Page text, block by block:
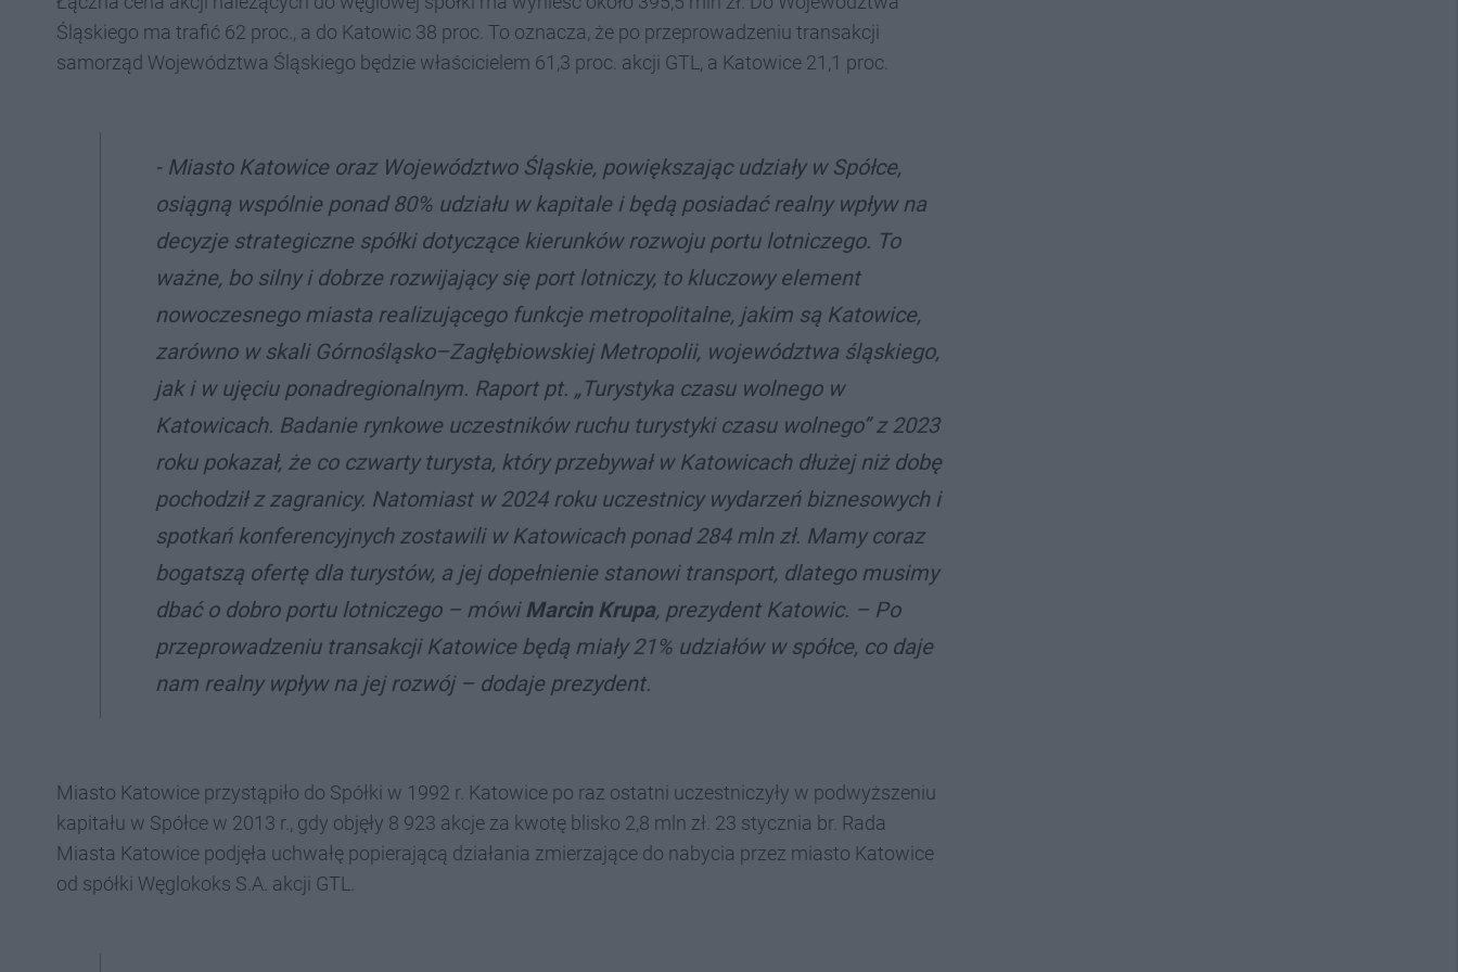
Śląskiego ma trafić 62 proc., a do Katowic 38 proc. To oznacza, że po przeprowadzeniu transakcji
samorząd Województwa Śląskiego będzie właścicielem 61,3 proc. akcji GTL, a Katowice 21,1 proc.
- Miasto Katowice oraz Województwo Śląskie, powiększając udziały w Spółce,
osiągną wspólnie ponad 80% udziału w kapitale i będą posiadać realny wpływ na
decyzje strategiczne spółki dotyczące kierunków rozwoju portu lotniczego. To
ważne, bo silny i dobrze rozwijający się port lotniczy, to kluczowy element
nowoczesnego miasta realizującego funkcje metropolitalne, jakim są Katowice,
zarówno w skali Górnośląsko–Zagłębiowskiej Metropolii, województwa śląskiego,
jak i w ujęciu ponadregionalnym. Raport pt. „Turystyka czasu wolnego w
Katowicach. Badanie rynkowe uczestników ruchu turystyki czasu wolnego” z 2023
roku pokazał, że co czwarty turysta, który przebywał w Katowicach dłużej niż dobę
pochodził z zagranicy. Natomiast w 2024 roku uczestnicy wydarzeń biznesowych i
spotkań konferencyjnych zostawili w Katowicach ponad 284 mln zł. Mamy coraz
bogatszą ofertę dla turystów, a jej dopełnienie stanowi transport, dlatego musimy
dbać o dobro portu lotniczego– mówiMarcin Krupa, prezydent Katowic. – Po
przeprowadzeniu transakcji Katowice będą miały 21% udziałów w spółce, co daje
nam realny wpływ na jej rozwój– dodaje prezydent.
Miasto Katowice przystąpiło do Spółki w 1992 r. Katowice po raz ostatni uczestniczyły w podwyższeniu
kapitału w Spółce w 2013 r., gdy objęły 8 923 akcje za kwotę blisko 2,8 mln zł. 23 stycznia br. Rada
Miasta Katowice podjęła uchwałę popierającą działania zmierzające do nabycia przez miasto Katowice
od spółki Węglokoks S.A. akcji GTL.